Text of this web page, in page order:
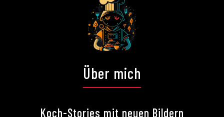
Über mich
Koch-Stories mit neuen Bildern